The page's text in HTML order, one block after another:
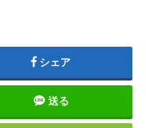
シェア
送る